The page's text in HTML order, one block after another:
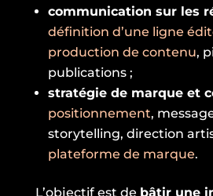
communication sur les
définition d’une ligne
production de contenu,
publications ;
stratégie de marque et
positionnement,
storytelling, direction
plateforme de marque.
L’objectif est de bâtir une